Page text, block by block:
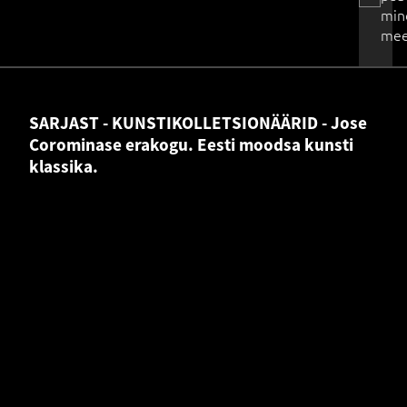
SARJAST - KUNSTIKOLLETSIONÄÄRID - Jose
Corominase erakogu. Eesti moodsa kunsti
klassika.